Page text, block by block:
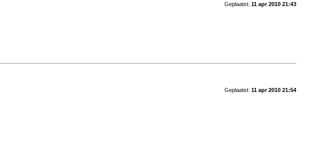
Geplaatst: 11 apr 2010 21:43
Geplaatst: 11 apr 2010 21:54